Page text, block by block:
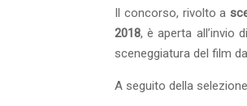
Il concorso, rivolto a
2018, è aperta all’invio
sceneggiatura del film
A seguito della